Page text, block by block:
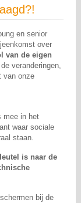
en senior
over
van de eigen
veranderingen,
van onze
mee in het
waar sociale
staan.
is naar de
bij de